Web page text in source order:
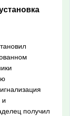
и
получил